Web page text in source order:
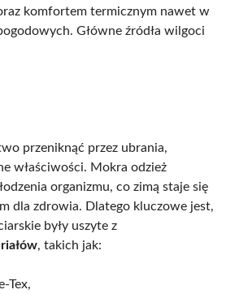
komfortem termicznym nawet w
Główne źródła wilgoci
przeniknąć przez ubrania,
właściwości. Mokra odzież
organizmu, co zimą staje się
dla zdrowia. Dlatego kluczowe jest,
były uszyte z
, takich jak:
Tex,